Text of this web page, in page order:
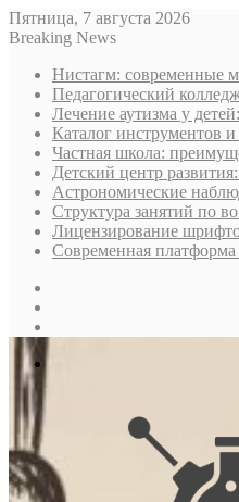
Пятница, 7 августа 2026
Breaking News
Нистагм: современные
Педагогический
Лечение аутизма у
Каталог инструментов
Частная школа:
Детский центр
Астрономические
Структура занятий по
Лицензирование
Современная